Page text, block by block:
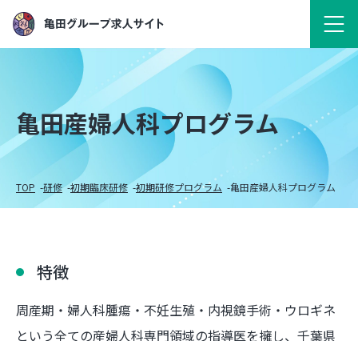
亀田産婦人科プログラム
TOP 研修 初期臨床研修 初期研修プログラム 亀田産婦人科プログラム
特徴
周産期・婦人科腫瘍・不妊生殖・内視鏡手術・ウロギネ
という全ての産婦人科専門領域の指導医を擁し、千葉県